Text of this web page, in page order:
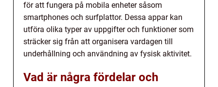
för att fungera på mobila enheter såsom
smartphones och surfplattor. Dessa appar kan
utföra olika typer av uppgifter och funktioner som
sträcker sig från att organisera vardagen till
underhållning och användning av fysisk aktivitet.
Vad är några fördelar och